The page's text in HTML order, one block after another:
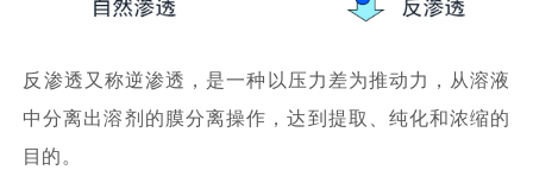
‌反渗透又称逆渗透，是一种以压力差为推动力，从溶液
中分离出溶剂的膜分离操作，达到提取、纯化和浓缩的
目的。